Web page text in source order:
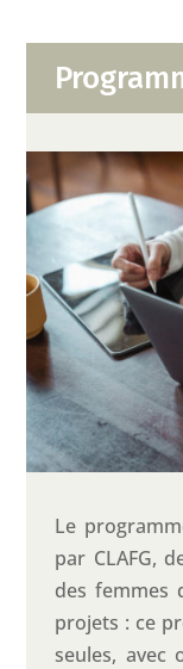
Le
par CLAFG,
des femmes
projets : ce
seules, avec